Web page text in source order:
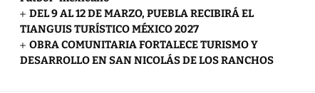
DEL 9 AL 12 DE MARZO, PUEBLA RECIBIRÁ EL
TIANGUIS TURÍSTICO MÉXICO 2027
OBRA COMUNITARIA FORTALECE TURISMO Y
DESARROLLO EN SAN NICOLÁS DE LOS RANCHOS